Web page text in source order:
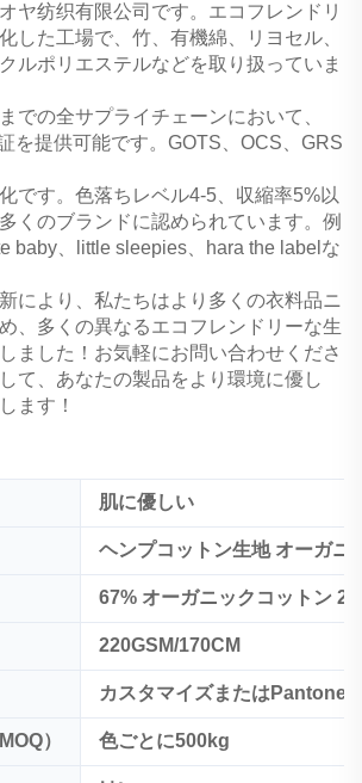
ヤ纺织有限公司です。エコフレンドリ
した工場で、竹、有機綿、リヨセル、
ルポリエステルなどを取り扱っていま
での全サプライチェーンにおいて、
を提供可能です。GOTS、OCS、GRS
です。色落ちレベル4-5、収縮率5%以
くのブランドに認められています。例
baby、little sleepies、hara the labelな
により、私たちはより多くの衣料品ニ
、多くの異なるエコフレンドリーな生
ました！お気軽にお問い合わせくださ
て、あなたの製品をより環境に優し
ます！
肌に優しい
ヘンプコットン生地 オーガニ
67% オーガニックコットン
220GSM/170CM
カスタマイズまたはPantone
） 色ごとに500kg